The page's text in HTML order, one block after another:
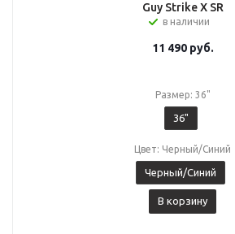
Guy Strike X SR
в наличии
11 490руб.
Размер: 36"
36"
Цвет: Черный/Синий
Черный/Синий
В корзину